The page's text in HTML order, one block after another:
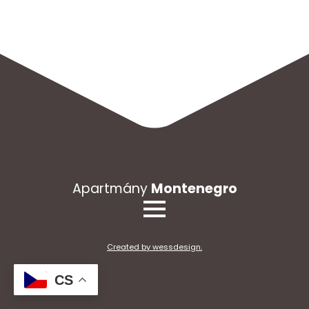
Apartmány Montenegro
Created by wessdesign.
CS